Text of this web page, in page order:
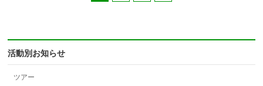
活動別お知らせ
ツアー